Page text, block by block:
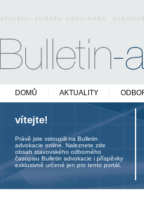
oficiální stránky odborného
DOMŮ AKTUALITY
vítejte!
Právě jste vstoupili na Bulletin
advokacie online. Naleznete zde
obsah stavovského odborného
časopisu Bulletin advokacie i příspěvky
exklusivně určené jen pro tento portál.